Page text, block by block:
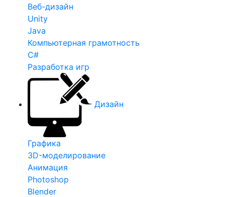
Веб-дизайн
Unity
Java
Компьютерная грамотность
C#
Разработка игр
Дизайн
Графика
3D-моделирование
Анимация
Photoshop
Blender